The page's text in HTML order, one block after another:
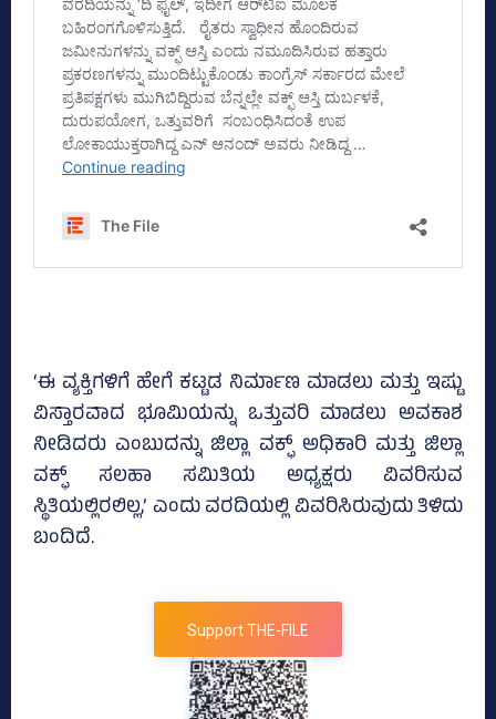
‘ಈ ವ್ಯಕ್ತಿಗಳಿಗೆ ಹೇಗೆ ಕಟ್ಟಡ ನಿರ್ಮಾಣ ಮಾಡಲು ಮತ್ತು ಇಷ್ಟು
ವಿಸ್ತಾರವಾದ ಭೂಮಿಯನ್ನು ಒತ್ತುವರಿ ಮಾಡಲು ಅವಕಾಶ
ನೀಡಿದರು ಎಂಬುದನ್ನು ಜಿಲ್ಲಾ ವಕ್ಫ್ ಅಧಿಕಾರಿ ಮತ್ತು ಜಿಲ್ಲಾ
ವಕ್ಫ್ ಸಲಹಾ ಸಮಿತಿಯ ಅಧ್ಯಕ್ಷರು ವಿವರಿಸುವ
ಸ್ಥಿತಿಯಲ್ಲಿರಲಿಲ್ಲ,’ ಎಂದು ವರದಿಯಲ್ಲಿ ವಿವರಿಸಿರುವುದು ತಿಳಿದು
ಬಂದಿದೆ.
Support THE-FILE